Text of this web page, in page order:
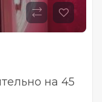
на 45